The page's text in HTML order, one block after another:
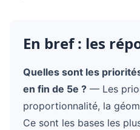
En bref : les
Quelles sont les
en fin de 5e ? — Les
proportionnalité, la
Ce sont les bases les